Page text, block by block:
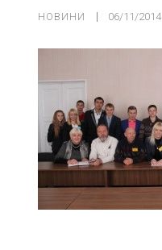
НОВИНИ 06/11/2014